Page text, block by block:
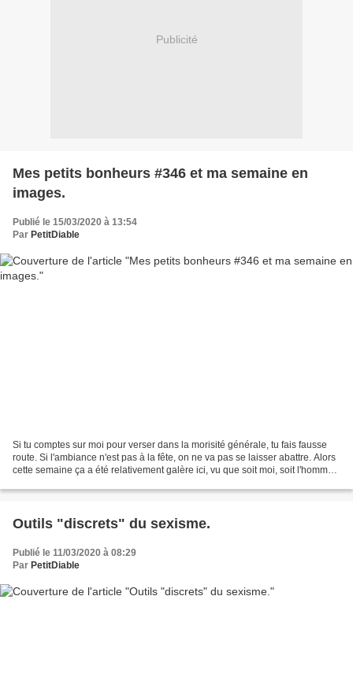
Publicité
Mes petits bonheurs #346 et ma semaine en
images.
Publié le 15/03/2020 à 13:54
Par PetitDiable
Si tu comptes sur moi pour verser dans la morisité générale, tu fais fausse
route. Si l'ambiance n'est pas à la fête, on ne va pas se laisser abattre. Alors
cette semaine ça a été relativement galère ici, vu que soit moi, soit l'homme,
Outils "discrets" du sexisme.
Publié le 11/03/2020 à 08:29
Par PetitDiable